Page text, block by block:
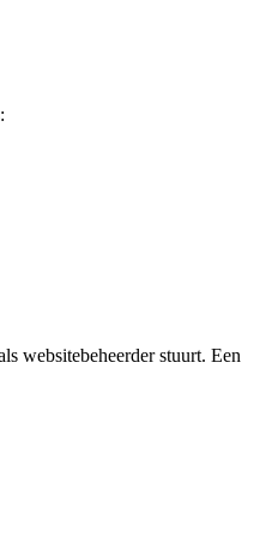
websitebeheerder stuurt. Een